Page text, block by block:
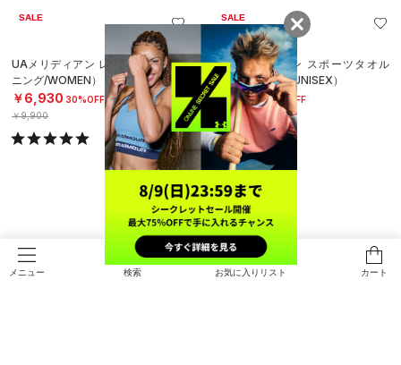
メニュー 検索 お気に入りリスト カート
SALE
UAメリディアン レギンス（トレー
ニング/WOMEN）
￥6,930 30%OFF
￥9,900
SALE
UAメリディアン スポーツタオル
（トレーニング/UNISEX）
￥2,69530%OFF
￥3,850